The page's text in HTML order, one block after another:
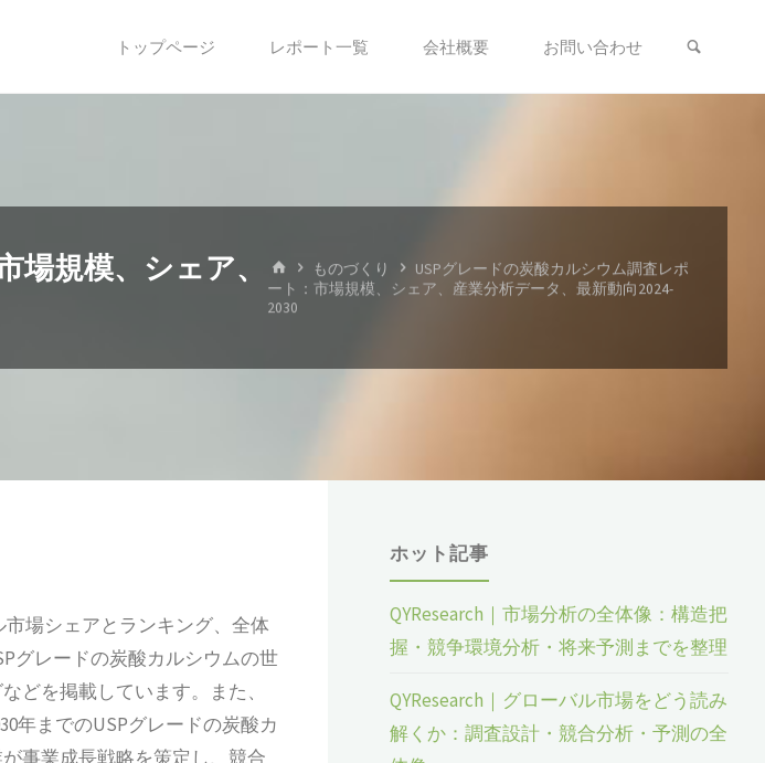
トップページ レポート一覧 会社概要 お問い合わせ
規模、シェア、
ホ
ー
ム
ものづくり
USPグレードの炭酸カルシウム調査レポ
ート：市場規模、シェア、産業分析データ、最新動向2024-
2030
市場シェアとランキング、全体
グレードの炭酸カルシウムの世
どを掲載しています。また、
年までのUSPグレードの炭酸カ
事業成長戦略を策定し、競合
ホット記事
QYResearch｜市場分析の全体像：構造把
握・競争環境分析・将来予測までを整理
QYResearch｜グローバル市場をどう読み
解くか：調査設計・競合分析・予測の全